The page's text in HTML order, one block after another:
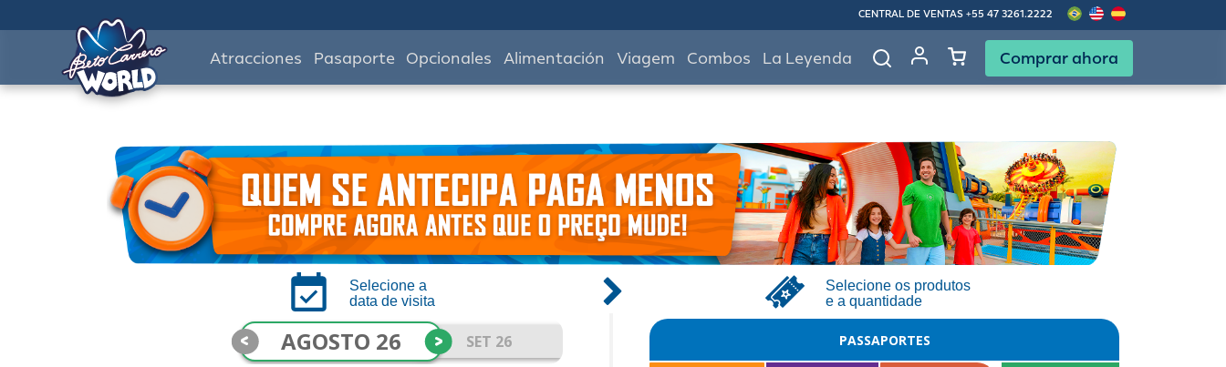
CENTRAL DE VENTAS +55 47 3261.2222
Atracciones Pasaporte Opcionales Alimentación Viagem Combos La Leyenda Comprar ahora
Selecione a
data de visita
Selecione os produtos
e a quantidade
AGOSTO 26 SET 26
< > PASSAPORTES